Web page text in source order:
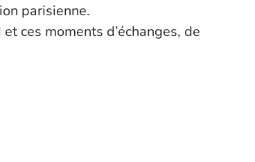
parisienne.
ces moments d’échanges, de